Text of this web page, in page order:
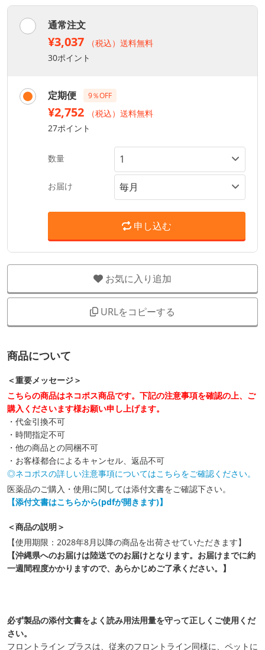
通常注文
¥3,037
（税込）送料無料
30ポイント
定期便 9％OFF
¥2,752
（税込）送料無料
27ポイント
数量
お届け
申し込む
お気に入り追加
URLをコピーする
商品について
＜重要メッセージ＞
こちらの商品はネコポス商品です。下記の注意事項を確認の上、ご
購入くださいます様お願い申し上げます。
・代金引換不可
・時間指定不可
・他の商品との同梱不可
・お客様都合によるキャンセル、返品不可
◎ネコポスの詳しい注意事項についてはこちらをご確認ください。
医薬品のご購入・使用に関しては添付文書をご確認下さい。
【添付文書はこちらから(pdfが開きます)】
＜商品の説明＞
【使用期限：2028年8月以降の商品を出荷させていただきます】
【沖縄県へのお届けは陸送でのお届けとなります。お届けまでに約
一週間程度かかりますので、あらかじめご了承ください。】
必ず製品の添付文書をよく読み用法用量を守って正しくご使用くだ
さい。
フロントライン プラスは、従来のフロントライン同様に、ペットに